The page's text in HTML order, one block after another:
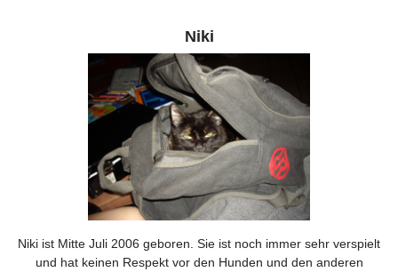
Niki
Niki ist Mitte Juli 2006 geboren. Sie ist noch immer sehr verspielt
und hat keinen Respekt vor den Hunden und den anderen